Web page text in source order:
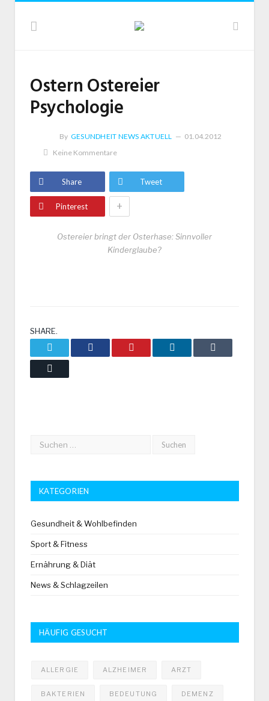
Ostern Ostereier
Psychologie
By GESUNDHEIT NEWS AKTUELL
01.04.2012
Keine Kommentare
Share Tweet
Pinterest +
Ostereier bringt der Osterhase: Sinnvoller
Kinderglaube?
SHARE.
Facebook
KATEGORIEN
Gesundheit & Wohlbefinden
Sport & Fitness
Ernährung & Diät
News & Schlagzeilen
HÄUFIG GESUCHT
ALLERGIE ALZHEIMER ARZT
BAKTERIEN BEDEUTUNG DEMENZ